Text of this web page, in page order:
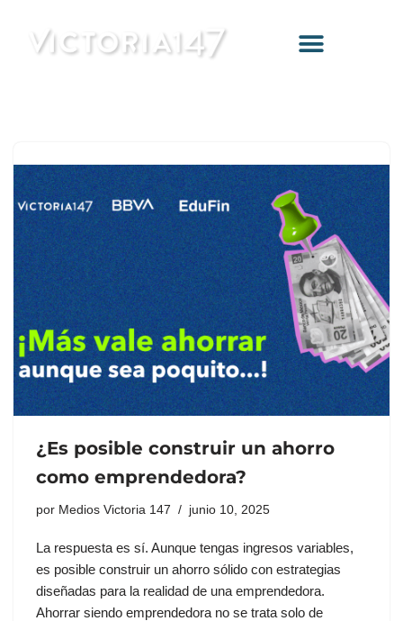
¿Es posible construir un ahorro
como emprendedora?
por Medios Victoria 147 junio 10, 2025
La respuesta es sí. Aunque tengas ingresos variables,
es posible construir un ahorro sólido con estrategias
diseñadas para la realidad de una emprendedora.
Ahorrar siendo emprendedora no se trata solo de